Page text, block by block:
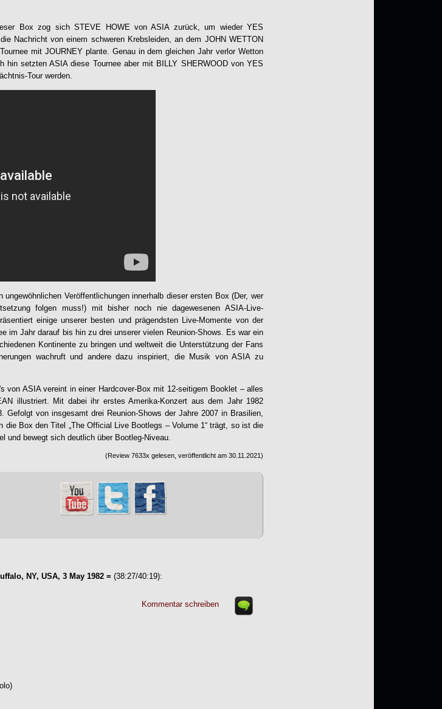
Box zog sich STEVE HOWE von ASIA zurück, um wieder YES
Nachricht von einem schweren Krebsleiden, an dem JOHN WETTON
mit JOURNEY plante. Genau in dem gleichen Jahr verlor Wetton
hin setzten ASIA diese Tournee aber mit BILLY SHERWOOD von YES
Tour werden.
Veröffentlichungen innerhalb dieser ersten Box (Der, wer
folgen muss!) mit bisher noch nie dagewesenen ASIA-Live-
einige unserer besten und prägendsten Live-Momente von der
im Jahr darauf bis hin zu drei unserer vielen Reunion-Shows. Es war ein
Kontinente zu bringen und weltweit die Unterstützung der Fans
wachruft und andere dazu inspiriert, die Musik von ASIA zu
von ASIA vereint in einer Hardcover-Box mit 12-seitigem Booklet – alles
illustriert. Mit dabei ihr erstes Amerika-Konzert aus dem Jahr 1982
Gefolgt von insgesamt drei Reunion-Shows der Jahre 2007 in Brasilien,
Box den Titel „ The Official Live Bootlegs – Volume 1 “ trägt, so ist die
und bewegt sich deutlich über Bootleg-Niveau.
(Review 7633x gelesen, veröffentlicht am 30.11.2021 )
Kommentar schreiben
NY, USA, 3 May 1982 = (38:27/40:19):